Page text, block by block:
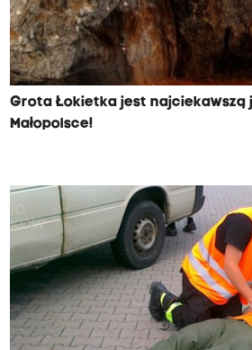
Grota Łokietka jest najciekawszą
Małopolsce!